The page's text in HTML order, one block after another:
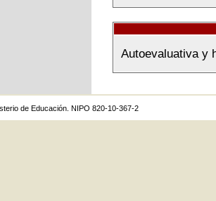
Autoevaluativa y
de Educación. NIPO 820-10-367-2